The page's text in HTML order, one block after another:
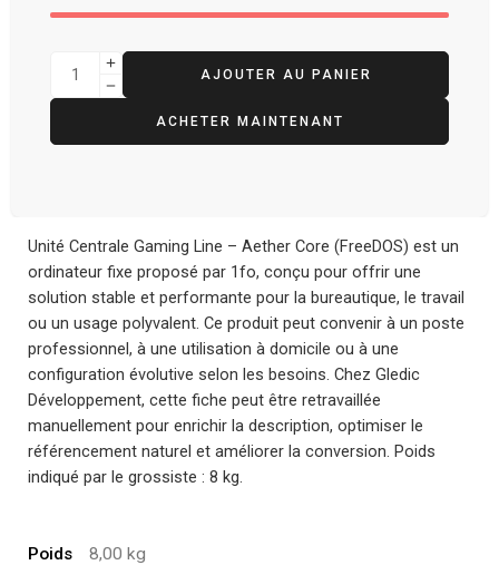
AJOUTER AU PANIER
ACHETER MAINTENANT
Unité Centrale Gaming Line – Aether Core (FreeDOS) est un
ordinateur fixe proposé par 1fo, conçu pour offrir une
solution stable et performante pour la bureautique, le travail
ou un usage polyvalent. Ce produit peut convenir à un poste
professionnel, à une utilisation à domicile ou à une
configuration évolutive selon les besoins. Chez Gledic
Développement, cette fiche peut être retravaillée
manuellement pour enrichir la description, optimiser le
référencement naturel et améliorer la conversion. Poids
indiqué par le grossiste : 8 kg.
Poids 8,00 kg